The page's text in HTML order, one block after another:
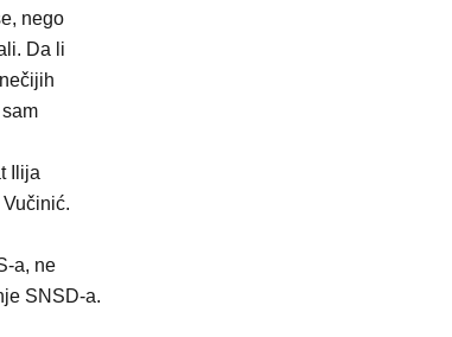
nego
Da li
Ilija
a, ne
SNSD-a.